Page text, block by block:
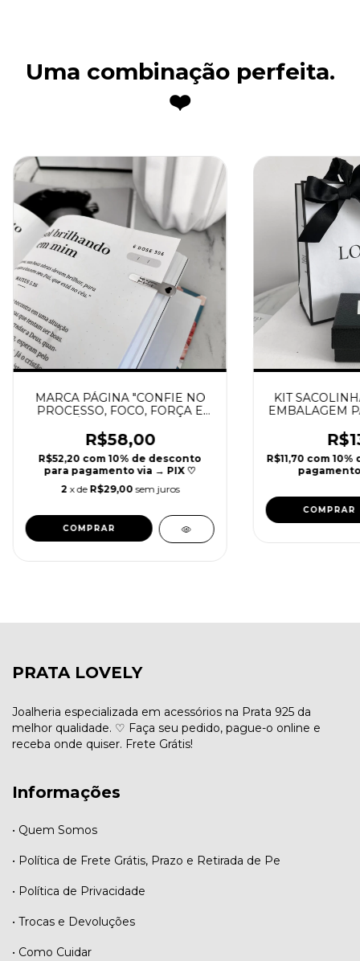
Uma combinação perfeita.
❤️
MARCA PÁGINA "CONFIE NO
PROCESSO, FOCO, FORÇA E
R$58,00
R$52,20 com 10% de desconto
para pagamento via → PIX ♡
2 x de R$29,00 sem juros
KIT
EMBALAGEM
R$11,70 com 10%
PRATA LOVELY
Joalheria especializada em acessórios na Prata 925 da
melhor qualidade. ♡ Faça seu pedido, pague-o online e
receba onde quiser. Frete Grátis!
Informações
• Quem Somos
• Política de Frete Grátis, Prazo e Retirada de Pe
• Política de Privacidade
• Trocas e Devoluções
• Como Cuidar